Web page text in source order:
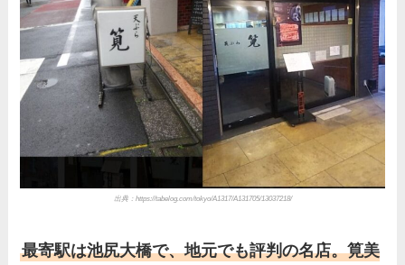
出典：https://tabelog.com/tokyo/A1317/A131705/13037218/
最寄駅は池尻大橋で、地元でも評判の名店。筧美